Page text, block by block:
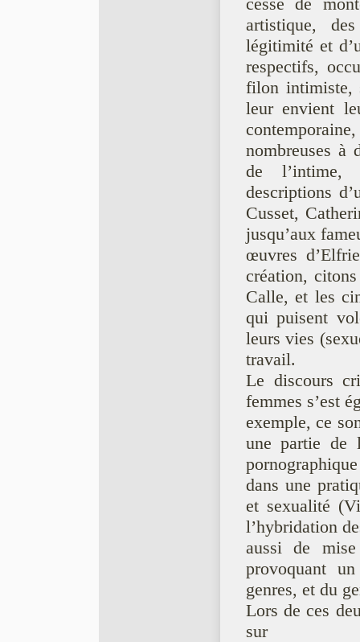
cessé de
artistique,
légitimité et
respectifs,
filon intimiste,
leur envient
nombreuses à
de l’intime,
descriptions
Cusset,
jusqu’aux
œuvres
création,
Calle, et les
qui puisent
leurs vies
travail.
Le discours
femmes s’est
exemple, ce
une partie de
dans une
et sexualité
l’hybridation
aussi de
provoquant
genres, et du
Lors de ces
sur